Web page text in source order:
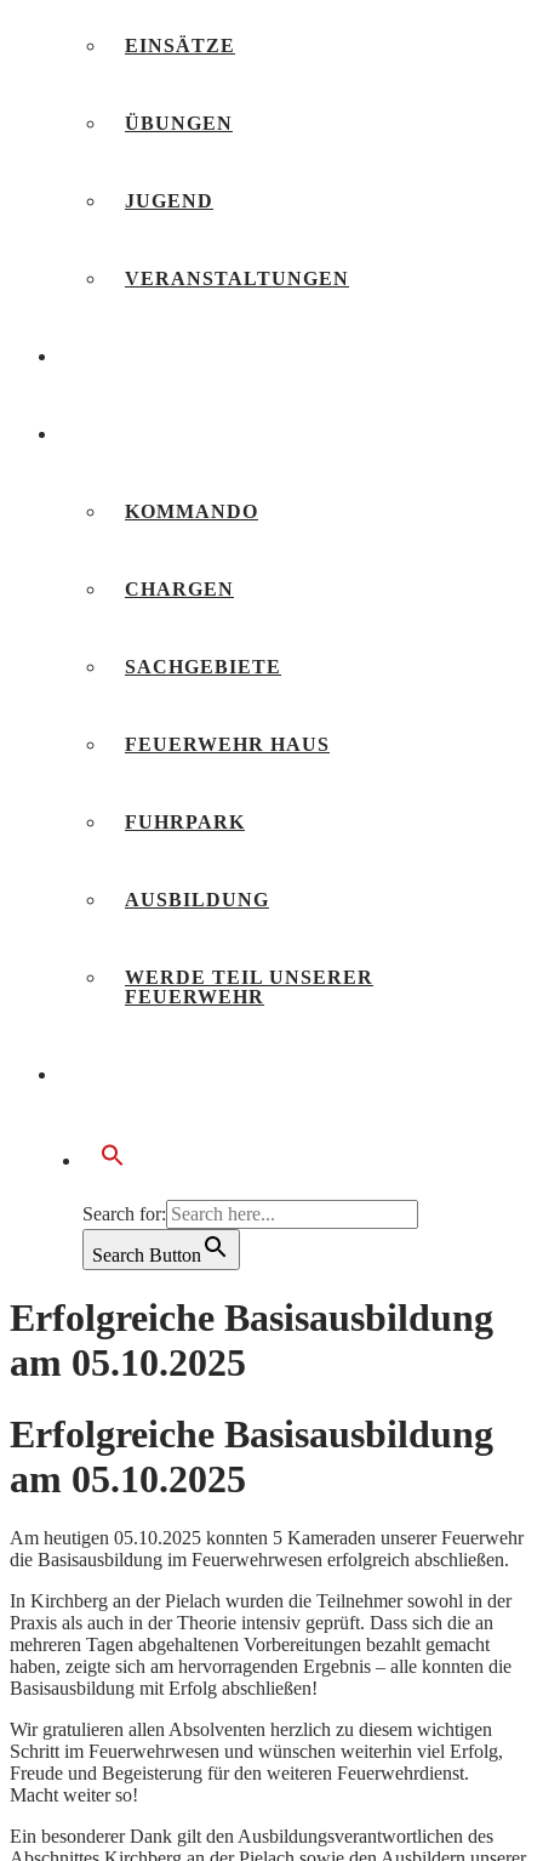
EINSÄTZE
ÜBUNGEN
JUGEND
VERANSTALTUNGEN
KOMMANDO
CHARGEN
SACHGEBIETE
FEUERWEHR HAUS
FUHRPARK
AUSBILDUNG
WERDE TEIL UNSERER
FEUERWEHR
Search for:
Search Button
Erfolgreiche Basisausbildung
am 05.10.2025
Erfolgreiche Basisausbildung
am 05.10.2025
Am heutigen 05.10.2025 konnten 5 Kameraden unserer Feuerwehr
die Basisausbildung im Feuerwehrwesen erfolgreich abschließen.
In Kirchberg an der Pielach wurden die Teilnehmer sowohl in der
Praxis als auch in der Theorie intensiv geprüft. Dass sich die an
mehreren Tagen abgehaltenen Vorbereitungen bezahlt gemacht
haben, zeigte sich am hervorragenden Ergebnis – alle konnten die
Basisausbildung mit Erfolg abschließen!
Wir gratulieren allen Absolventen herzlich zu diesem wichtigen
Schritt im Feuerwehrwesen und wünschen weiterhin viel Erfolg,
Freude und Begeisterung für den weiteren Feuerwehrdienst.
Macht weiter so!
Ein besonderer Dank gilt den Ausbildungs­verantwortlichen des